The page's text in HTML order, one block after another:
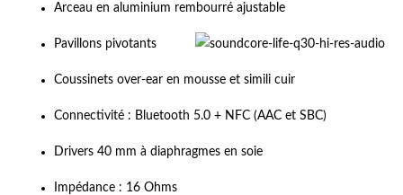
Arceau en aluminium rembourré ajustable
Pavillons pivotants
Coussinets over-ear en mousse et simili cuir
Connectivité : Bluetooth 5.0 + NFC (AAC et SBC)
Drivers 40 mm à diaphragmes en soie
Impédance : 16 Ohms